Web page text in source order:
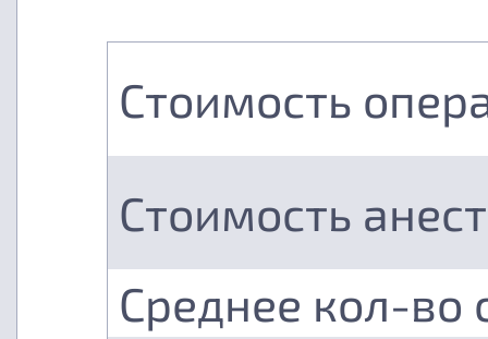
Стоимость
Стоимость
Среднее кол-во